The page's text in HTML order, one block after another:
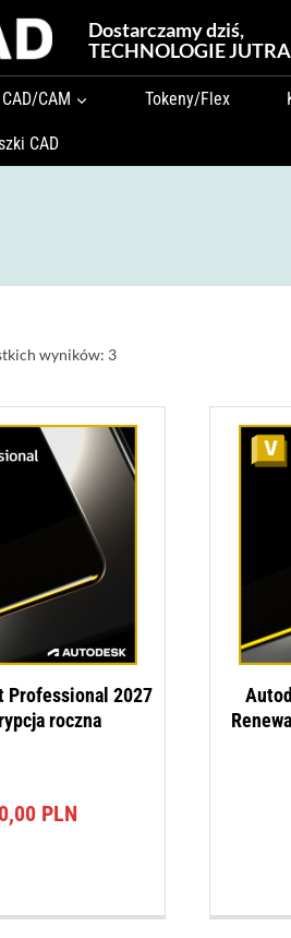
Dostarczamy dziś,
TECHNOLOGIE JUTRA
CAM Tokeny/Flex
CAD
wyników: 3
Professional 2027
roczna
PLN